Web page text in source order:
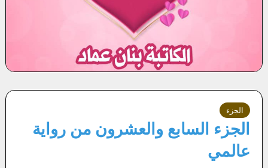
الجزء
الجزء السابع والعشرون من رواية
عالمي